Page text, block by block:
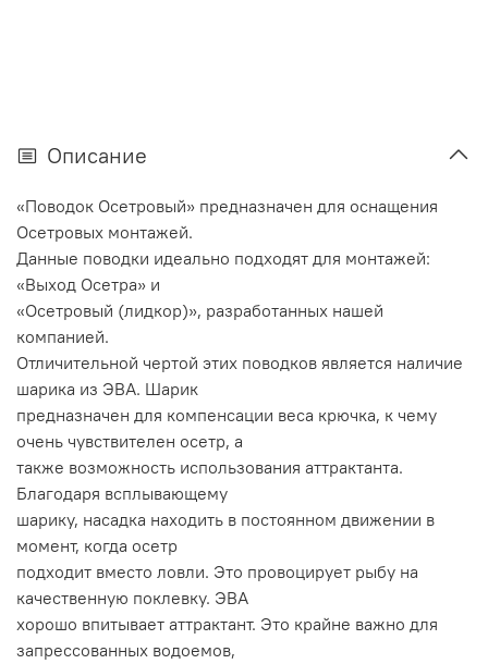
Описание
«Поводок Осетровый» предназначен для оснащения
Осетровых монтажей.
Данные поводки идеально подходят для монтажей:
«Выход Осетра» и
«Осетровый (лидкор)», разработанных нашей
компанией.
Отличительной чертой этих поводков является наличие
шарика из ЭВА. Шарик
предназначен для компенсации веса крючка, к чему
очень чувствителен осетр, а
также возможность использования аттрактанта.
Благодаря всплывающему
шарику, насадка находить в постоянном движении в
момент, когда осетр
подходит вместо ловли. Это провоцирует рыбу на
качественную поклевку. ЭВА
хорошо впитывает аттрактант. Это крайне важно для
запрессованных водоемов,